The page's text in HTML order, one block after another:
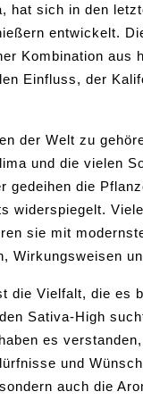
hat sich in den
entwickelt.
Kombination aus
Einfluss, der
der Welt zu
und die vielen
gedeihen die
widerspiegelt.
sie mit
Wirkungsweisen
die Vielfalt, die es
Sativa-High
es
und
auch die